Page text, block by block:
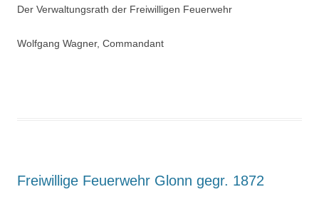
Der Verwaltungsrath der Freiwilligen Feuerwehr
Wolfgang Wagner, Commandant
Freiwillige Feuerwehr Glonn gegr. 1872